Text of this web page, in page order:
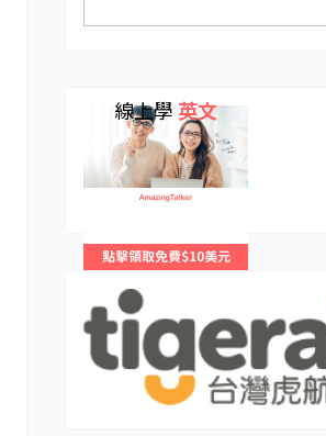
線上學 英文